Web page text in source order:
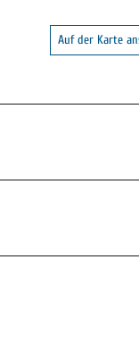
Auf der Karte